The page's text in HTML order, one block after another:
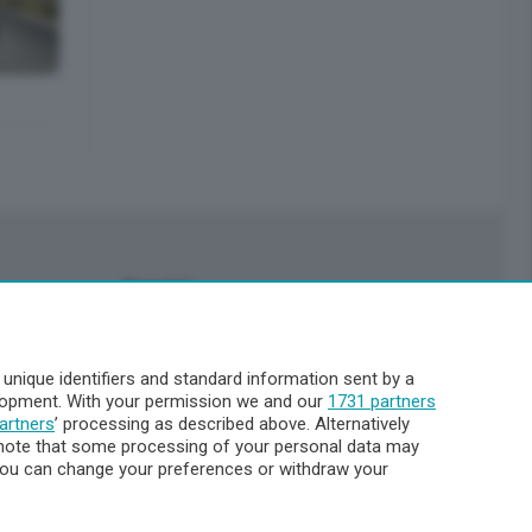
Servizi
Più letti
Le aziende comunicano
Cinema
Archivio
identifiers and standard information sent by a
With your permission we and our 1731 partners
’ processing as described above. Alternatively
that some processing of your personal data may
can change your preferences or withdraw your